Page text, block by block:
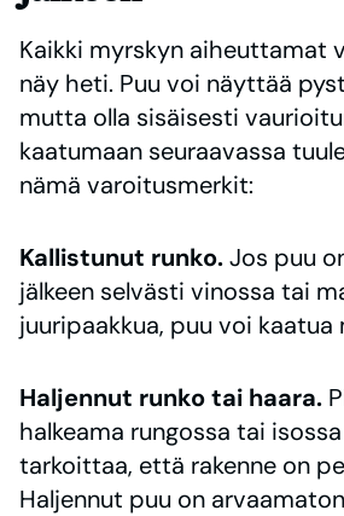
Kaikki myrskyn aiheuttamat
näy heti. Puu voi näyttää
mutta olla sisäisesti
kaatumaan seuraavassa
nämä varoitusmerkit:
Kallistunut runko.Jos puu
jälkeen selvästi vinossa tai
juuripaakkua, puu voi kaatua
Haljennut runko tai haara.
halkeama rungossa tai
tarkoittaa, että rakenne on
Haljennut puu on